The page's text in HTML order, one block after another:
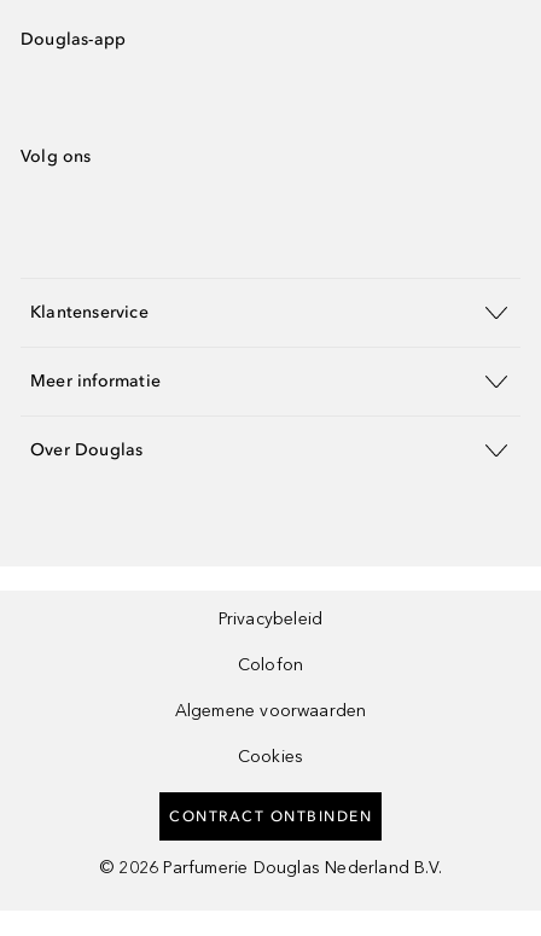
Douglas-app
Volg ons
Klantenservice
Meer informatie
Over Douglas
Privacybeleid
Colofon
Algemene voorwaarden
Cookies
CONTRACT ONTBINDEN
© 2026 Parfumerie Douglas Nederland B.V.